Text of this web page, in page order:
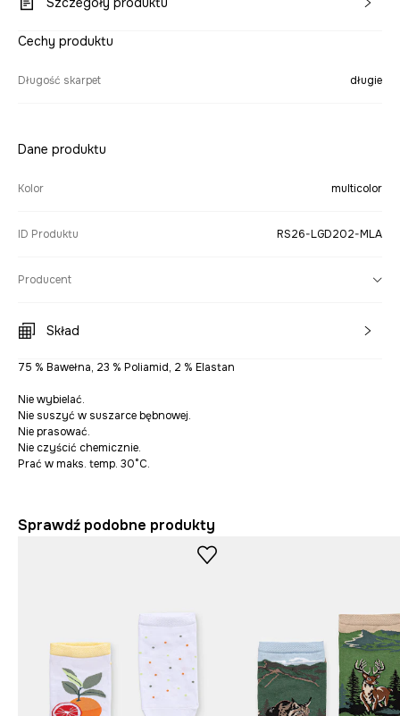
Cechy produktu
Długość skarpet długie
Dane produktu
Kolor multicolor
ID Produktu RS26-LGD202-MLA
Producent
Skład
75 % Bawełna, 23 % Poliamid, 2 % Elastan
Nie wybielać.
Nie suszyć w suszarce bębnowej.
Nie prasować.
Nie czyścić chemicznie.
Prać w maks. temp. 30°C.
Sprawdź podobne produkty